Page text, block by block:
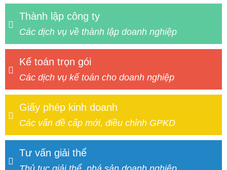
Thành lập công ty
Các dịch vụ về thành lập doanh nghiệp
Kế toán trọn gói
Các dịch vụ kế toán cho doanh nghiệp
Giấy phép kinh doanh
Các vấn đề cấp mới, điều chỉnh GPKD
Tư vấn giải thể